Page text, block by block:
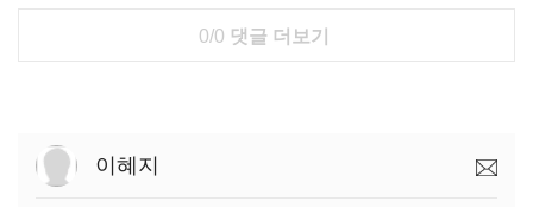
0/0 댓글 더보기
이혜지